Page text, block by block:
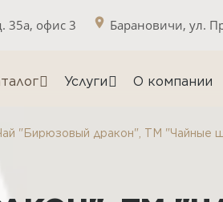
35а, офис 3 Барановичи, ул.
Услуги О компании
"Бирюзовый дракон", ТМ "Чайные